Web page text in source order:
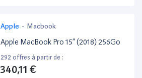
Apple - Macbook
Apple MacBook Pro 15” (2018) 256Go
292 offres à partir de :
340,11 €